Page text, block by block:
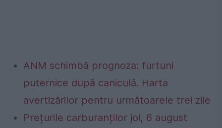
ANM schimbă prognoza: furtuni
puternice după caniculă. Harta
avertizărilor pentru următoarele trei zile
Prețurile carburanților joi, 6 august